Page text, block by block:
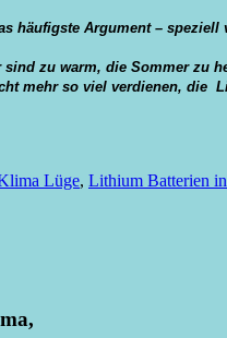
häufigste Argument – speziell
zu warm, die Sommer
mehr so viel verdienen,
Lüge, Lithium Batterien